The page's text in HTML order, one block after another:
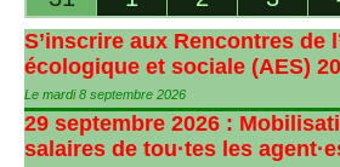
S’inscrire aux Rencontres de
écologique et sociale (AES)
Le mardi 8 septembre 2026
29 septembre 2026 :
salaires de tou·tes les agent·